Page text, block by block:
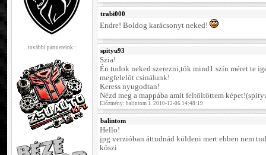
további partnereink :
trabi000
Endre! Boldog karácsonyt neked!
spityu93
Szia!
Én tudok neked szerezni,tök mind1 szín méret te
megfelelőt csinálunk!
Keress nyugodtan!
Nézd meg a mappába amit feltöltöttem
Előzmény: balintom 1. 2010-12-06 14:48:19
balintom
Hello!
jpg verzióban áttudnád küldeni mert ebben nem
köszi